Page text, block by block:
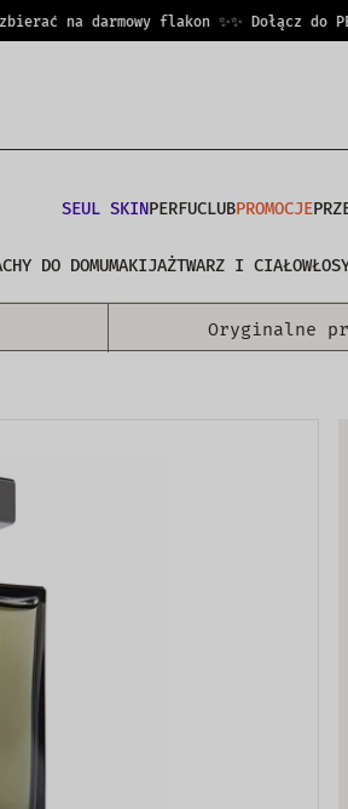
na darmowy flakon ✨✨ Dołącz do
SEUL SKINPERFUCLUBPROMOCJE
DO DOMUMAKIJAŻTWARZ I CIAŁO
Oryginalne